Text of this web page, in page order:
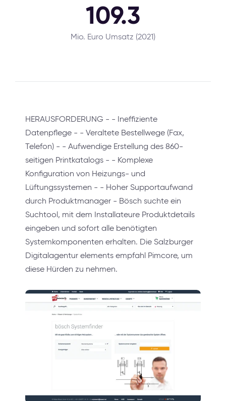
109.3
Mio. Euro Umsatz (2021)
HERAUSFORDERUNG - - Ineffiziente
Datenpflege - - Veraltete Bestellwege (Fax,
Telefon) - - Aufwendige Erstellung des 860-
seitigen Printkatalogs - - Komplexe
Konfiguration von Heizungs- und
Lüftungssystemen - - Hoher Supportaufwand
durch Produktmanager - Bösch suchte ein
Suchtool, mit dem Installateure Produktdetails
eingeben und sofort alle benötigten
Systemkomponenten erhalten. Die Salzburger
Digitalagentur elements empfahl Pimcore, um
diese Hürden zu nehmen.